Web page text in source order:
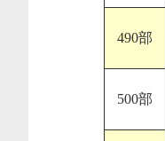
490部
500部